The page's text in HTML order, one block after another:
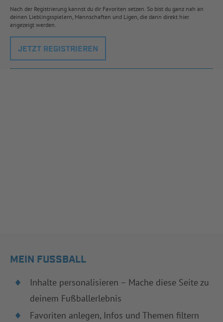
Nach der Registrierung kannst du dir Favoriten setzen. So bist du ganz nah an
deinen Lieblingsspielern, Mannschaften und Ligen, die dann direkt hier
angezeigt werden.
JETZT REGISTRIEREN
MEIN FUSSBALL
Inhalte personalisieren – Mache diese Seite zu
deinem Fußballerlebnis
Favoriten anlegen, Infos und Themen filtern